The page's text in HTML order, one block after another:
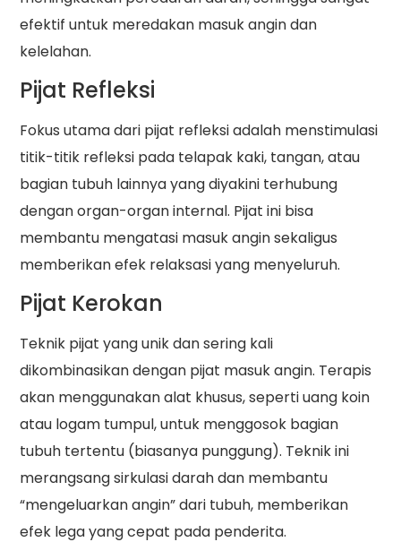
efektif untuk meredakan masuk angin dan
kelelahan.
Pijat Refleksi
Fokus utama dari pijat refleksi adalah menstimulasi
titik-titik refleksi pada telapak kaki, tangan, atau
bagian tubuh lainnya yang diyakini terhubung
dengan organ-organ internal. Pijat ini bisa
membantu mengatasi masuk angin sekaligus
memberikan efek relaksasi yang menyeluruh.
Pijat Kerokan
Teknik pijat yang unik dan sering kali
dikombinasikan dengan pijat masuk angin. Terapis
akan menggunakan alat khusus, seperti uang koin
atau logam tumpul, untuk menggosok bagian
tubuh tertentu (biasanya punggung). Teknik ini
merangsang sirkulasi darah dan membantu
“mengeluarkan angin” dari tubuh, memberikan
efek lega yang cepat pada penderita.